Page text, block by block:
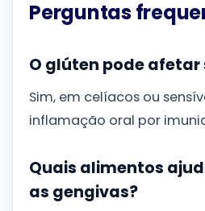
Perguntas
O glúten pode
Sim, em celíacos ou
inflamação oral por
Quais alimentos
as gengivas?